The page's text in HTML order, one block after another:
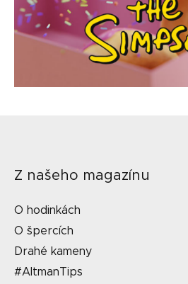
Z našeho magazínu
O hodinkách
O špercích
Drahé kameny
#AltmanTips